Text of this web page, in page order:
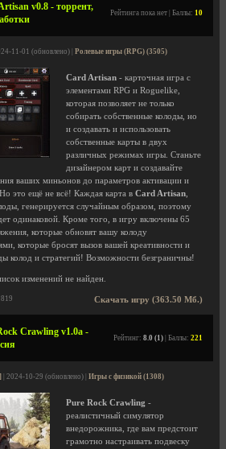
v0.8 - торрент,
Рейтинга пока нет | Баллы: 10
11-01 (обновлено) | Ролевые игры (RPG) (3505)
Card Artisan - карточная игра с
элементами RPG и Roguelike,
которая позволяет не только
собирать собственные колоды, но
и создавать и использовать
собственные карты в двух
различных режимах игры. Станьте
дизайнером карт и создавайте
ваших миньонов до параметров активации и
это ещё не всё! Каждая карта в Card Artisan
генерируется случайным образом, поэтому
одинаковой. Кроме того, в игру включены 65
которые обновят вашу колоду
которые бросят вызов вашей креативности и
колод и стратегий! Возможности безграничны!
изменений не найден.
Скачать игру (363.50 Мб.)
Crawling v1.0a -
Рейтинг: 8.0 (1) | Баллы: 221
| 2024-10-29 (обновлено) | Игры с физикой (1308)
Pure Rock Crawling -
реалистичный симулятор
внедорожника, где вам предстоит
грамотно настраивать подвеску